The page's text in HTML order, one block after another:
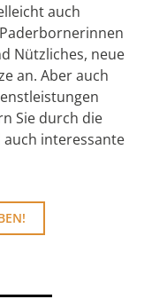
auch
Nützliches, neue
an. Aber auch
Sie durch die
auch interessante